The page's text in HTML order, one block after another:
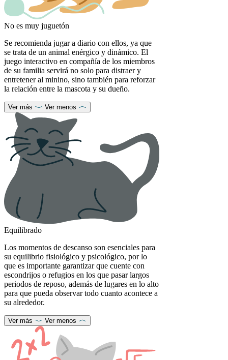
No es muy juguetón
Se recomienda jugar a diario con ellos, ya que
se trata de un animal enérgico y dinámico. El
juego interactivo en compañía de los miembros
de su familia servirá no solo para distraer y
entretener al minino, sino también para reforzar
la relación entre la mascota y su dueño.
Ver más Ver menos
Equilibrado
Los momentos de descanso son esenciales para
su equilibrio fisiológico y psicológico, por lo
que es importante garantizar que cuente con
escondrijos o refugios en los que pasar largos
periodos de reposo, además de lugares en lo alto
para que pueda observar todo cuanto acontece a
su alrededor.
Ver más Ver menos